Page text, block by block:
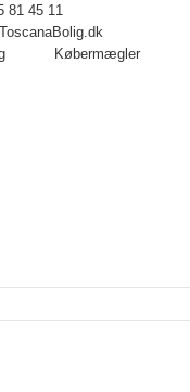
81 45 11
Købermægler